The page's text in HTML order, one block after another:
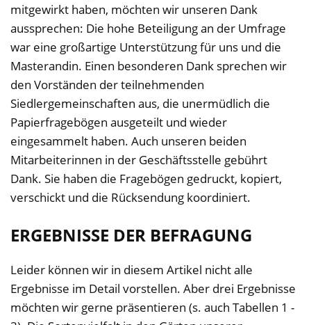
mitgewirkt haben, möchten wir unseren Dank
aussprechen: Die hohe Beteiligung an der Umfrage
war eine großartige Unterstützung für uns und die
Masterandin. Einen besonderen Dank sprechen wir
den Vorständen der teilnehmenden
Siedlergemeinschaften aus, die unermüdlich die
Papierfragebögen ausgeteilt und wieder
eingesammelt haben. Auch unseren beiden
Mitarbeiterinnen in der Geschäftsstelle gebührt
Dank. Sie haben die Fragebögen gedruckt, kopiert,
verschickt und die Rücksendung koordiniert.
ERGEBNISSE DER BEFRAGUNG
Leider können wir in diesem Artikel nicht alle
Ergebnisse im Detail vorstellen. Aber drei Ergebnisse
möchten wir gerne präsentieren (s. auch Tabellen 1 -